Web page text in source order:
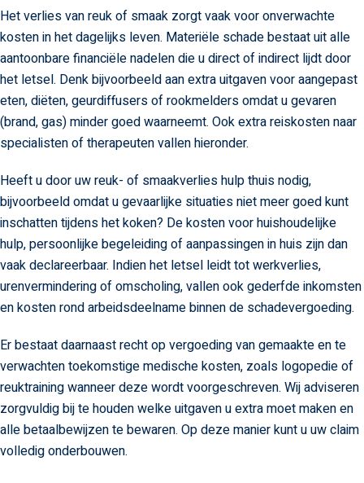
Het verlies van reuk of smaak zorgt vaak voor onverwachte
kosten in het dagelijks leven. Materiële schade bestaat uit alle
aantoonbare financiële nadelen die u direct of indirect lijdt door
het letsel. Denk bijvoorbeeld aan extra uitgaven voor aangepast
eten, diëten, geurdiffusers of rookmelders omdat u gevaren
(brand, gas) minder goed waarneemt. Ook extra reiskosten naar
specialisten of therapeuten vallen hieronder.
Heeft u door uw reuk- of smaakverlies hulp thuis nodig,
bijvoorbeeld omdat u gevaarlijke situaties niet meer goed kunt
inschatten tijdens het koken? De kosten voor huishoudelijke
hulp, persoonlijke begeleiding of aanpassingen in huis zijn dan
vaak declareerbaar. Indien het letsel leidt tot werkverlies,
urenvermindering of omscholing, vallen ook gederfde inkomsten
en kosten rond arbeidsdeelname binnen de schadevergoeding.
Er bestaat daarnaast recht op vergoeding van gemaakte en te
verwachten toekomstige medische kosten, zoals logopedie of
reuktraining wanneer deze wordt voorgeschreven. Wij adviseren
zorgvuldig bij te houden welke uitgaven u extra moet maken en
alle betaalbewijzen te bewaren. Op deze manier kunt u uw claim
volledig onderbouwen.